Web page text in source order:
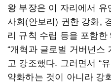
왕 부장은 이 자리에서
사회(안보리) 권한 강화,
리 규칙 수립 등을 포함
“개혁과 글로벌 거버넌스
고 강조했다. 그러면서 “
약화하는 것이 아니라 강